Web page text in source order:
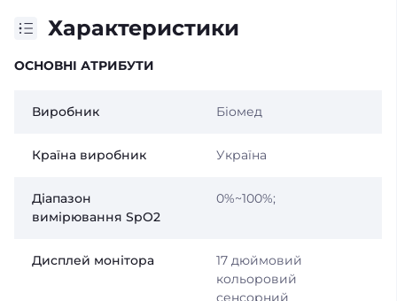
Характеристики
ОСНОВНІ АТРИБУТИ
Виробник Біомед
Країна виробник Україна
Діапазон
вимірювання SpO2
0%~100%;
Дисплей монітора
17 дюймовий
кольоровий
сенсорний